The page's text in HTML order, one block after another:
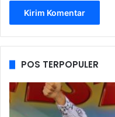
POS TERPOPULER